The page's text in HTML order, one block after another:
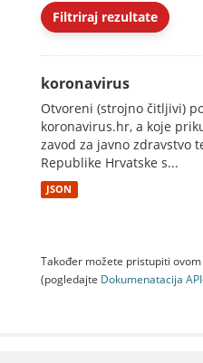
Filtriraj rezultate
koronavirus
Otvoreni (strojno čitljivi)
koronavirus.hr, a koje
zavod za javno zdravstvo
Republike Hrvatske s...
JSON
Također možete pristupiti
(pogledajte Dokumenаtаcijа